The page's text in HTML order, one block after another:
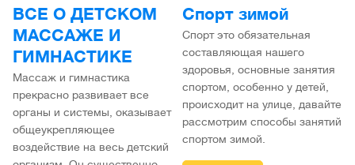
ВСЕ О ДЕТСКОМ
МАССАЖЕ И
ГИМНАСТИКЕ
Массаж и гимнастика
прекрасно развивает все
органы и системы, оказывает
общеукрепляющее
воздействие на весь детский
Спорт зимой
Спорт это обязательная
составляющая нашего
здоровья, основные занятия
спортом, особенно у детей,
происходит на улице, давайте
рассмотрим способы занятий
спортом зимой.